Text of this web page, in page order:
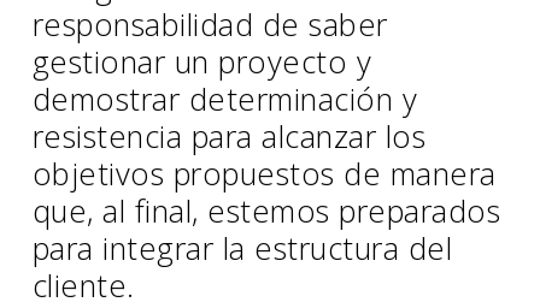
responsabilidad de saber
gestionar un proyecto y
demostrar determinación y
resistencia para alcanzar los
objetivos propuestos de manera
que, al final, estemos preparados
para integrar la estructura del
cliente.